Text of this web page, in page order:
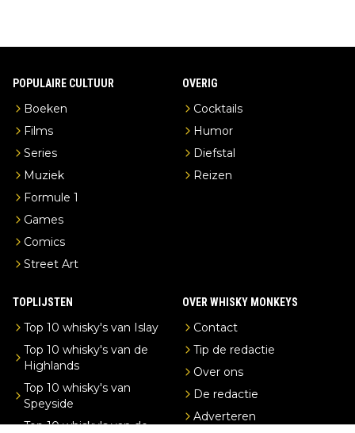
POPULAIRE CULTUUR
Boeken
Films
Series
Muziek
Formule 1
Games
Comics
Street Art
OVERIG
Cocktails
Humor
Diefstal
Reizen
TOPLIJSTEN
Top 10 whisky's van Islay
Top 10 whisky's van de
Highlands
Top 10 whisky's van
Speyside
Top 10 whisky's van de
OVER WHISKY MONKEYS
Contact
Tip de redactie
Over ons
De redactie
Adverteren